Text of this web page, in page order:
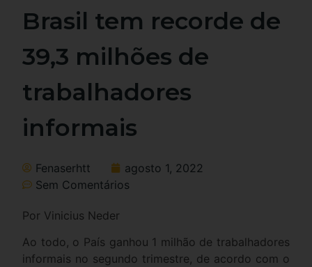
Brasil tem recorde de
39,3 milhões de
trabalhadores
informais
Fenaserhtt
agosto 1, 2022
Sem Comentários
Por Vinicius Neder
Ao todo, o País ganhou 1 milhão de trabalhadores
informais no segundo trimestre, de acordo com o